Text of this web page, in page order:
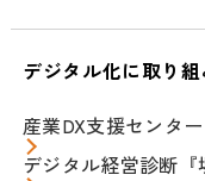
デジタル化に取り
産業DX支援センター
デジタル経営診断『